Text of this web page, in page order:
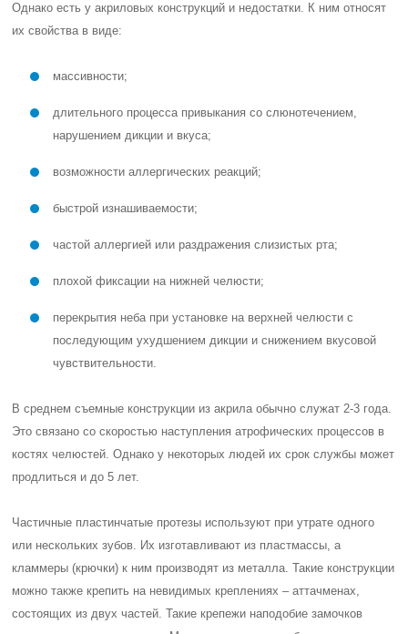
Однако есть у акриловых конструкций и недостатки. К ним относят
их свойства в виде:
массивности;
длительного процесса привыкания со слюнотечением,
нарушением дикции и вкуса;
возможности аллергических реакций;
быстрой изнашиваемости;
частой аллергией или раздражения слизистых рта;
плохой фиксации на нижней челюсти;
перекрытия неба при установке на верхней челюсти с
последующим ухудшением дикции и снижением вкусовой
чувствительности.
В среднем съемные конструкции из акрила обычно служат 2-3 года.
Это связано со скоростью наступления атрофических процессов в
костях челюстей. Однако у некоторых людей их срок службы может
продлиться и до 5 лет.
Частичные пластинчатые протезы используют при утрате одного
или нескольких зубов. Их изготавливают из пластмассы, а
кламмеры (крючки) к ним производят из металла. Такие конструкции
можно также крепить на невидимых креплениях – аттачменах,
состоящих из двух частей. Такие крепежи наподобие замочков